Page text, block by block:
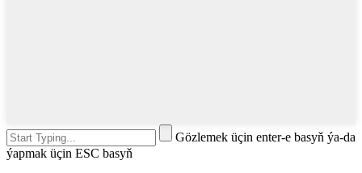
Gözlemek üçin enter-e basyň ýa-da
ýapmak üçin ESC basyň